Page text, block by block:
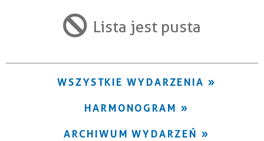
Trwające w zakresie Lista jest pusta
WSZYSTKIE WYDARZENIA
HARMONOGRAM
ARCHIWUM WYDARZEŃ